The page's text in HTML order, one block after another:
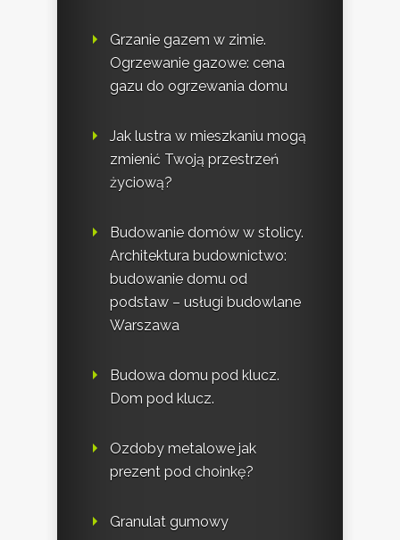
Grzanie gazem w zimie.
Ogrzewanie gazowe: cena
gazu do ogrzewania domu
Jak lustra w mieszkaniu mogą
zmienić Twoją przestrzeń
życiową?
Budowanie domów w stolicy.
Architektura budownictwo:
budowanie domu od
podstaw – usługi budowlane
Warszawa
Budowa domu pod klucz.
Dom pod klucz.
Ozdoby metalowe jak
prezent pod choinkę?
Granulat gumowy